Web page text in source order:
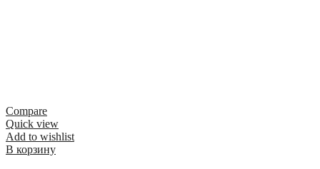
Compare
Quick view
Add to wishlist
В корзину